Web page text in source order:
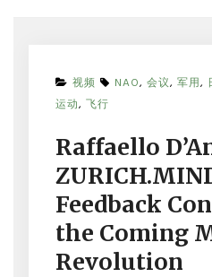
视频 NAO, 会议, 军用,
运动, 飞行
D’ANDREA
AT
ZURICH.MINDS
—
FEEDBACK
CONTROL
AND
THE
COMING
Raffaello
Feedback
the Coming
Revolution